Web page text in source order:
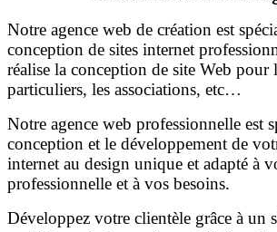
Notre agence web de création est
conception de sites internet
réalise la conception de site Web pour
particuliers, les associations, etc…
Notre agence web professionnelle est
conception et le développement de
internet au design unique et adapté à
professionnelle et à vos besoins.
Développez votre clientèle grâce à un